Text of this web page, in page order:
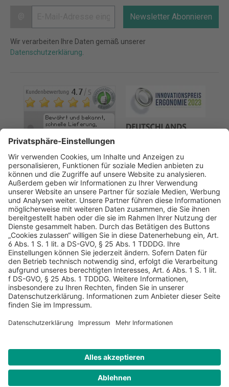
Newsletter Abonnieren
Wir verarbeiten Ihre Daten gemäß unserer
Datenschutzerklärung.
AGB Datenschutz
Impressum
Sicherheitshinweis
Compliance
in der selbständigen oder gewerblichen Tätigkeit bestimmt. *
Netto-Preise zzgl. gesetzlich gültiger MwSt., zzgl.
Versandkostenpauschale - ausgenommen Literatur-Artikel.
Sichere Daten dank SSL-Verschlüsselung.